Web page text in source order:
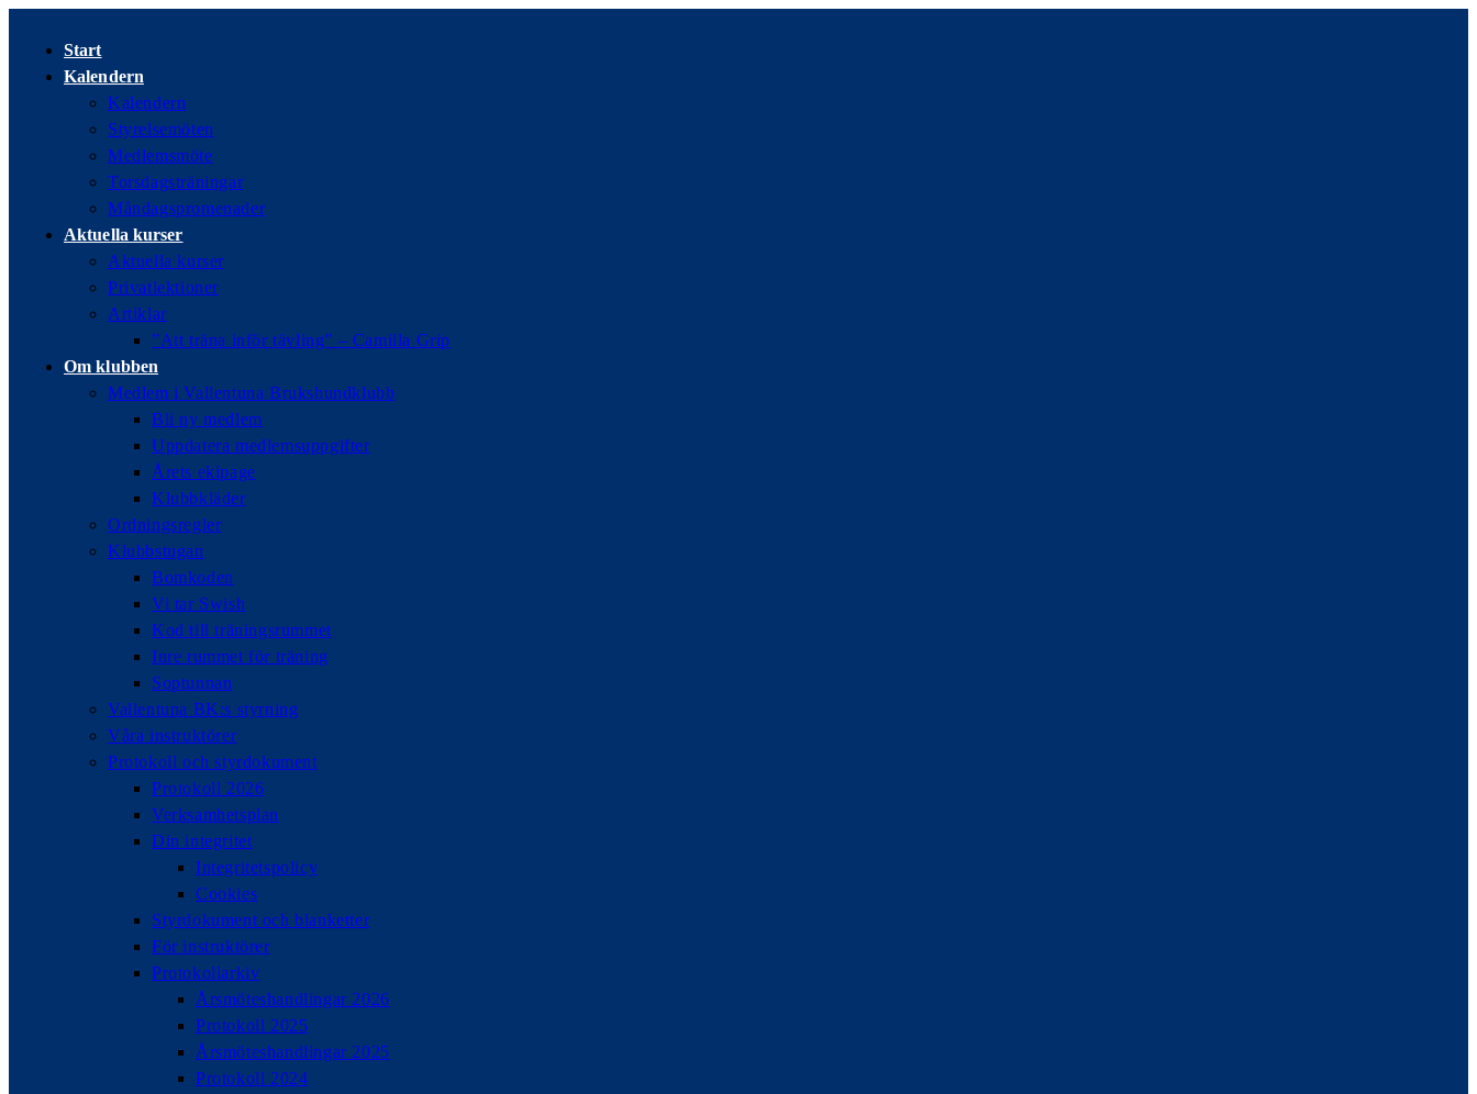
innehållet
Start
Kalendern
Kalendern
Styrelsemöten
Medlemsmöte
Torsdagsträningar
Måndagspromenader
Aktuella kurser
Aktuella kurser
Privatlektioner
Artiklar
”Att träna inför tävling” – Camilla Grip
Om klubben
Medlem i Vallentuna Brukshundklubb
Bli ny medlem
Uppdatera medlemsuppgifter
Årets ekipage
Klubbkläder
Ordningsregler
Klubbstugan
Bomkoden
Vi tar Swish
Kod till träningsrummet
Inre rummet för träning
Soptunnan
Vallentuna BK:s styrning
Våra instruktörer
Protokoll och styrdokument
Protokoll 2026
Verksamhetsplan
Din integritet
Integritetspolicy
Cookies
Styrdokument och blanketter
För instruktörer
Protokollarkiv
Årsmöteshandlingar 2026
Protokoll 2025
Årsmöteshandlingar 2025
Protokoll 2024